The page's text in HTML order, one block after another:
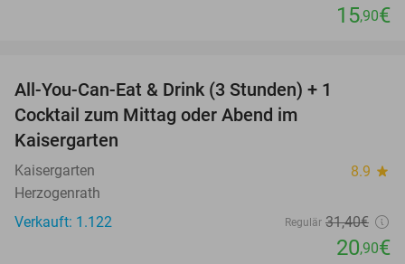
15,90€
All-You-Can-Eat & Drink (3 Stunden) + 1
Cocktail zum Mittag oder Abend im
Kaisergarten
Kaisergarten 8.9 star
Herzogenrath
Verkauft: 1.122
Regulär 31,40€
20,90€